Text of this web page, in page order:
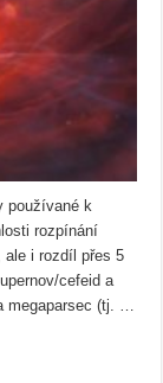
používané k
rozpínání
ale i rozdíl přes 5
cefeid a
megaparsec (tj. …